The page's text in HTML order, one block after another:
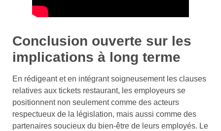
Conclusion ouverte sur les
implications à long terme
En rédigeant et en intégrant soigneusement les clauses
relatives aux tickets restaurant, les employeurs se
positionnent non seulement comme des acteurs
respectueux de la législation, mais aussi comme des
partenaires soucieux du bien-être de leurs employés. Le